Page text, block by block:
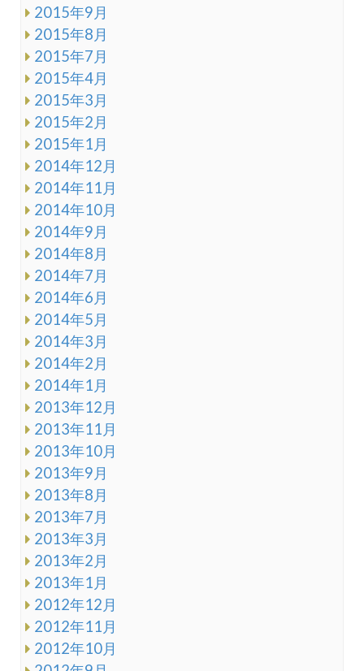
2015年9月
2015年8月
2015年7月
2015年4月
2015年3月
2015年2月
2015年1月
2014年12月
2014年11月
2014年10月
2014年9月
2014年8月
2014年7月
2014年6月
2014年5月
2014年3月
2014年2月
2014年1月
2013年12月
2013年11月
2013年10月
2013年9月
2013年8月
2013年7月
2013年3月
2013年2月
2013年1月
2012年12月
2012年11月
2012年10月